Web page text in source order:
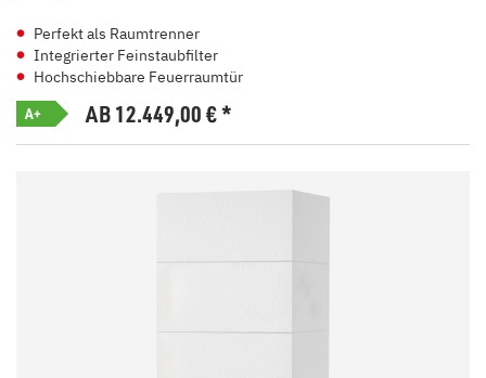
Perfekt als Raumtrenner
Integrierter Feinstaubfilter
Hochschiebbare Feuerraumtür
A+ AB 12.449,00€*